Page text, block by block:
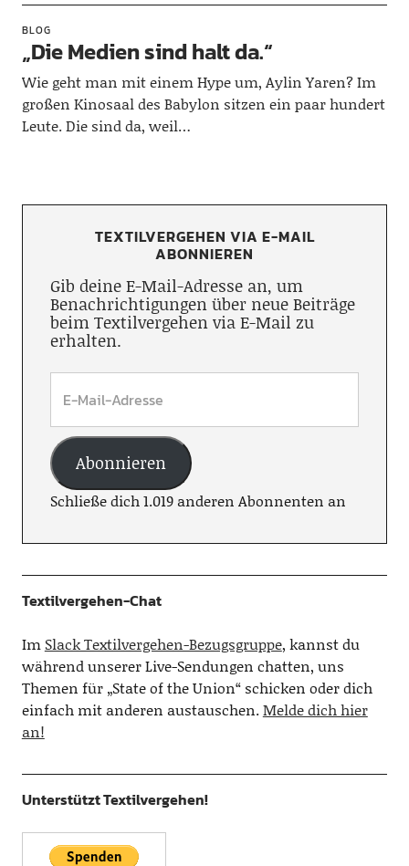
BLOG
„Die Medien sind halt da.“
Wie geht man mit einem Hype um, Aylin Yaren? Im
großen Kinosaal des Babylon sitzen ein paar hundert
Leute. Die sind da, weil…
TEXTILVERGEHEN VIA E-MAIL
ABONNIEREN
Gib deine E-Mail-Adresse an, um
Benachrichtigungen über neue Beiträge
beim Textilvergehen via E-Mail zu
erhalten.
Abonnieren
Schließe dich 1.019 anderen Abonnenten an
Textilvergehen-Chat
Im Slack Textilvergehen-Bezugsgruppe, kannst du
während unserer Live-Sendungen chatten, uns
Themen für „State of the Union“ schicken oder dich
einfach mit anderen austauschen.Melde dich hier
an!
Unterstützt Textilvergehen!